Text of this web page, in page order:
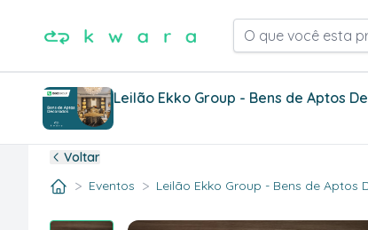
O que você esta
Leilão Ekko Group - Bens de Aptos
Voltar
> Eventos > Leilão Ekko Group - Bens de Aptos